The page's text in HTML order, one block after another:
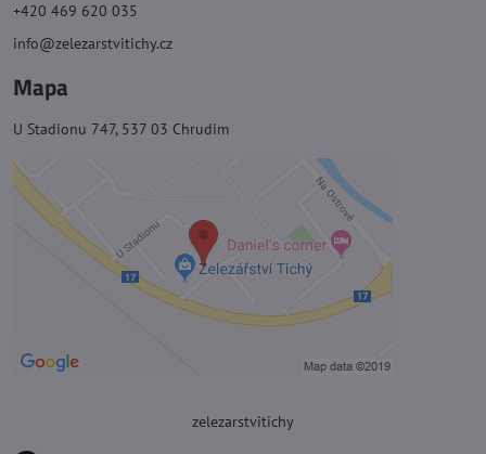
+420 469 620 035
info@zelezarstvitichy.cz
Mapa
U Stadionu 747, 537 03 Chrudim
zelezarstvitichy